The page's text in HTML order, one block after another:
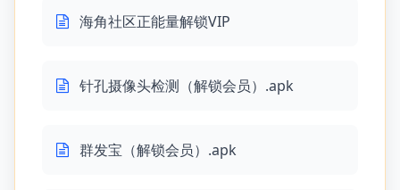
海角社区正能量解锁VIP
针孔摄像头检测（解锁会员）.apk
群发宝（解锁会员）.apk